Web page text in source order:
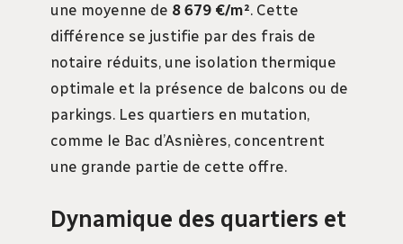
une moyenne de 8 679 €/m². Cette
différence se justifie par des frais de
notaire réduits, une isolation thermique
optimale et la présence de balcons ou de
parkings. Les quartiers en mutation,
comme le Bac d’Asnières, concentrent
une grande partie de cette offre.
Dynamique des quartiers et